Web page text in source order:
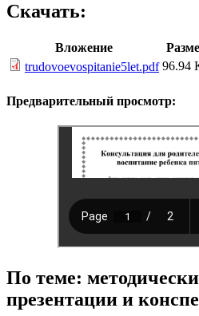
Скачать:
Вложение
trudovoevospitanie5let.pdf 96.94
Предварительный просмотр:
По теме:
презентации и